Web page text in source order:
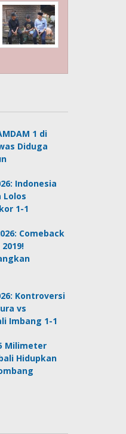
1 di
Diduga
Indonesia
Lolos
1-1
Comeback
Kontroversi
vs
Imbang 1-1
Milimeter
Hidupkan